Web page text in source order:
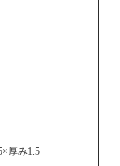
おり
厚み1.5